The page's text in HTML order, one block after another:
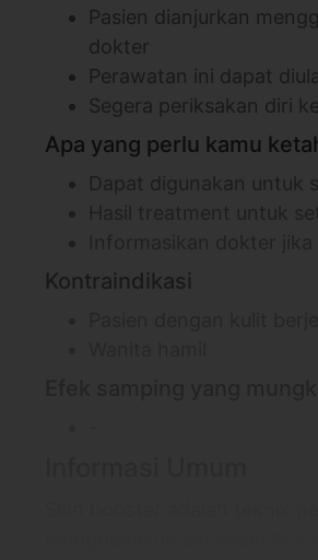
Pasien dianjurkan
dokter
Perawatan ini dapat
Segera periksakan diri
Apa yang perlu kamu
Dapat digunakan untuk
Kontraindikasi
Skin booster adalah teknik
menggunakan zat asam